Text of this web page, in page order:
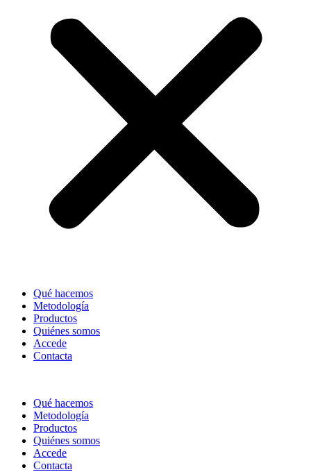
Qué hacemos
Metodología
Productos
Quiénes somos
Accede
Contacta
Qué hacemos
Metodología
Productos
Quiénes somos
Accede
Contacta